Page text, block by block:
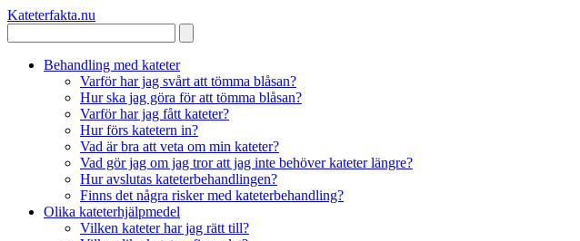
Kateterfakta.nu
Behandling med kateter
Varför har jag svårt att tömma blåsan?
Hur ska jag göra för att tömma blåsan?
Varför har jag fått kateter?
Hur förs katetern in?
Vad är bra att veta om min kateter?
Vad gör jag om jag tror att jag inte behöver kateter längre?
Hur avslutas kateterbehandlingen?
Finns det några risker med kateterbehandling?
Olika kateterhjälpmedel
Vilken kateter har jag rätt till?